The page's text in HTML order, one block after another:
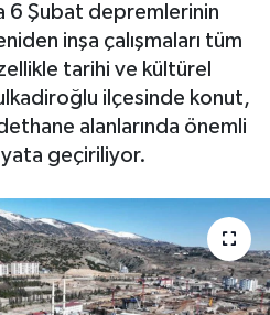
6 Şubat depremlerinin
inşa çalışmaları tüm
tarihi ve kültürel
ilçesinde konut,
alanlarında önemli
geçiriliyor.
ve Fikstür